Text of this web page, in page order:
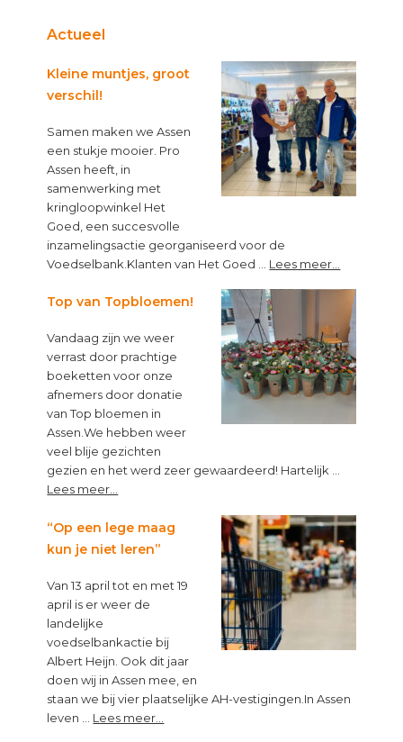
Actueel
Kleine muntjes, groot
verschil!
Samen maken we Assen
een stukje mooier. Pro
Assen heeft, in
samenwerking met
kringloopwinkel Het
Goed, een succesvolle
inzamelingsactie georganiseerd voor de
Voedselbank.Klanten van Het Goed … Lees meer...
muntjes,
groot
verschil!
Top van Topbloemen!
Vandaag zijn we weer
verrast door prachtige
boeketten voor onze
afnemers door donatie
van Top bloemen in
Assen.We hebben weer
veel blije gezichten
gezien en het werd zeer gewaardeerd! Hartelijk …
Lees meer...
van
Topbloemen!
“Op een lege maag
kun je niet leren”
Van 13 april tot en met 19
april is er weer de
landelijke
voedselbankactie bij
Albert Heijn. Ook dit jaar
doen wij in Assen mee, en
staan we bij vier plaatselijke AH-vestigingen.In Assen
leven … Lees meer...